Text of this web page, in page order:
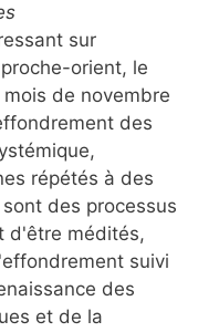
sur
orient, le
mois de novembre
des
répétés à des
des processus
d'être médités,
suivi
des
et de la